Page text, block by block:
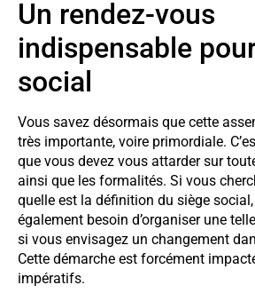
Un rendez-vous
indispensable
social
Vous savez désormais que cette
très importante, voire primordiale.
que vous devez vous attarder sur
ainsi que les formalités. Si vous
quelle est la définition du siège
également besoin d’organiser une
si vous envisagez un changement
Cette démarche est forcément
impératifs.